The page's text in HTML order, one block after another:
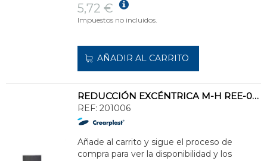
5,72 €
Impuestos no incluidos.
AÑADIR AL CARRITO
REDUCCIÓN EXCÉNTRICA M-H REE-07 DIÁMETRO 160-110
REF: 201006
Añade al carrito y sigue el proceso de
compra para ver la disponibilidad y los